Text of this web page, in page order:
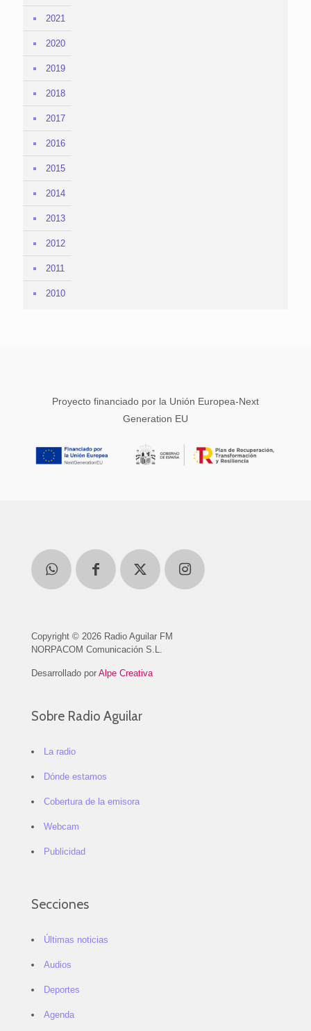
2021
2020
2019
2018
2017
2016
2015
2014
2013
2012
2011
2010
Proyecto financiado por la Unión Europea-Next
Generation EU
Copyright © 2026 Radio Aguilar FM
NORPACOM Comunicación S.L.
Desarrollado por Alpe Creativa
Sobre Radio Aguilar
La radio
Dónde estamos
Cobertura de la emisora
Webcam
Publicidad
Secciones
Últimas noticias
Audios
Deportes
Agenda